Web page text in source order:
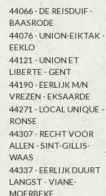
44066 - DE REISDUIF -
BAASRODE
44076 - UNION-EIKTAK -
EEKLO
44121 - UNION ET
LIBERTE - GENT
44190 - EERLIJK M/N
VREZEN - EKSAARDE
44271 - LOCAL UNIQUE -
RONSE
44307 - RECHT VOOR
ALLEN - SINT-GILLIS-
WAAS
44337 - EERLIJK DUURT
LANGST - VIANE-
MOERBEKE